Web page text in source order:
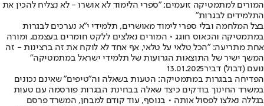
המורים למתמטיקה זועמים: "ספרי הלימוד לא אושרו - לא נצליח להכין את
התלמידים לבגרות"
בצל המלחמה ובלי ספרי לימוד מאושרים, תלמידי י"א נערכים לבגרות
במתמטיקה והכאוס חוגג • המורים נאלצים ללקט חומרים בעצמם, ומורה
אחת מתריעה: "הכל טלאי על טלאי, אף אחד לא לוקח את זה ברצינות - זה
המשך ישיר של התוצאות הגרועות של תלמידי ישראל במתמטיקה"
נועם (דבול) דביר13.01.2025
הפדיחה בבגרות במתמטיקה: הטעות בשאלה וה"טיפים" שאינם נכונים
במשרד החינוך בודקים כיצד שאלה בבחינת הבגרות פורסמה עם טעות
בגללה נאלצו לפסול אותה • בנוסף, עוד קודם למבחן, המשרד פרסם